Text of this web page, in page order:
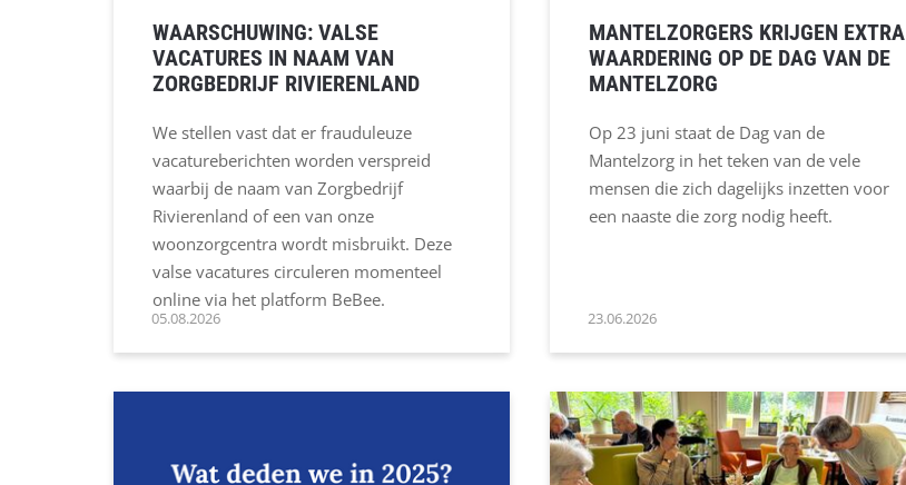
WAARSCHUWING: VALSE
VACATURES IN NAAM VAN
ZORGBEDRIJF RIVIERENLAND
We stellen vast dat er frauduleuze
vacatureberichten worden verspreid
waarbij de naam van Zorgbedrijf
Rivierenland of een van onze
woonzorgcentra wordt misbruikt. Deze
valse vacatures circuleren momenteel
online via het platform BeBee.
05.08.2026
MANTELZORGERS KRIJGEN EXTRA
WAARDERING OP DE DAG VAN DE
MANTELZORG
Op 23 juni staat de Dag van de
Mantelzorg in het teken van de vele
mensen die zich dagelijks inzetten voor
een naaste die zorg nodig heeft.
23.06.2026